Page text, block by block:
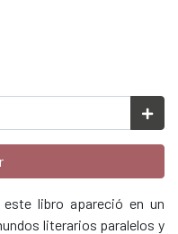
este libro apareció en un
literarios paralelos y